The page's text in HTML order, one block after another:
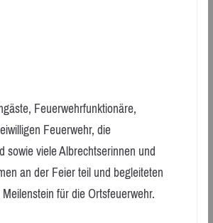
Feuerwehrfunktionäre,
Feuerwehr, die
sowie viele Albrechtserinnen und
an der Feier teil und begleiteten
für die Ortsfeuerwehr.